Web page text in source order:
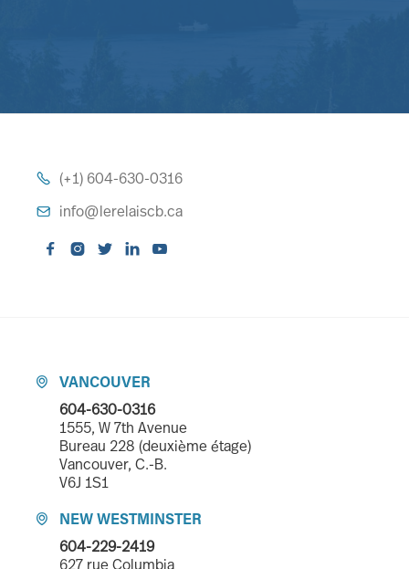
 (+1) 604-630-0316
 info@lerelaiscb.ca
    

VANCOUVER
604-630-0316
1555, W 7th Avenue
Bureau 228 (deuxième étage)
Vancouver, C.-B.
V6J 1S1

NEW WESTMINSTER
604-229-2419
627 rue Columbia